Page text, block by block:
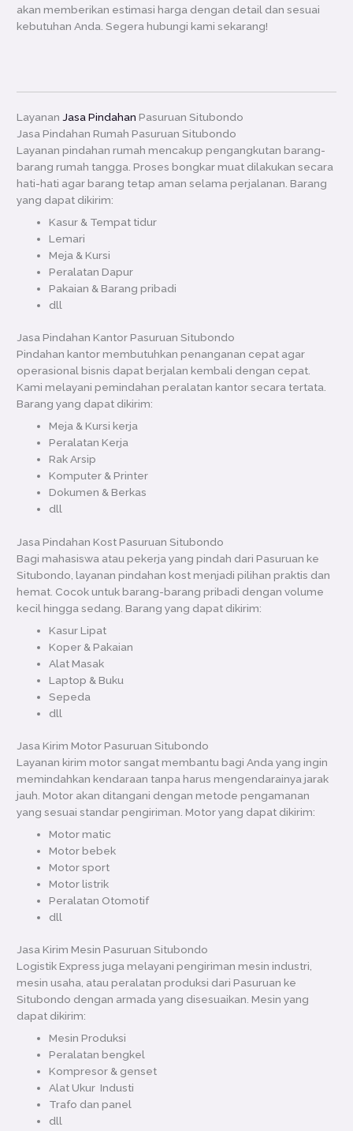
akan memberikan estimasi harga dengan detail dan sesuai
kebutuhan Anda. Segera hubungi kami sekarang!
Layanan Jasa Pindahan Pasuruan Situbondo
Jasa Pindahan Rumah Pasuruan Situbondo
Layanan pindahan rumah mencakup pengangkutan barang-
barang rumah tangga. Proses bongkar muat dilakukan secara
hati-hati agar barang tetap aman selama perjalanan. Barang
yang dapat dikirim:
Kasur & Tempat tidur
Lemari
Meja & Kursi
Peralatan Dapur
Pakaian & Barang pribadi
dll
Jasa Pindahan Kantor Pasuruan Situbondo
Pindahan kantor membutuhkan penanganan cepat agar
operasional bisnis dapat berjalan kembali dengan cepat.
Kami melayani pemindahan peralatan kantor secara tertata.
Barang yang dapat dikirim:
Meja & Kursi kerja
Peralatan Kerja
Rak Arsip
Komputer & Printer
Dokumen & Berkas
dll
Jasa Pindahan Kost Pasuruan Situbondo
Bagi mahasiswa atau pekerja yang pindah dari Pasuruan ke
Situbondo, layanan pindahan kost menjadi pilihan praktis dan
hemat. Cocok untuk barang-barang pribadi dengan volume
kecil hingga sedang. Barang yang dapat dikirim:
Kasur Lipat
Koper & Pakaian
Alat Masak
Laptop & Buku
Sepeda
dll
Jasa Kirim Motor Pasuruan Situbondo
Layanan kirim motor sangat membantu bagi Anda yang ingin
memindahkan kendaraan tanpa harus mengendarainya jarak
jauh. Motor akan ditangani dengan metode pengamanan
yang sesuai standar pengiriman. Motor yang dapat dikirim:
Motor matic
Motor bebek
Motor sport
Motor listrik
Peralatan Otomotif
dll
Jasa Kirim Mesin Pasuruan Situbondo
Logistik Express juga melayani pengiriman mesin industri,
mesin usaha, atau peralatan produksi dari Pasuruan ke
Situbondo dengan armada yang disesuaikan. Mesin yang
dapat dikirim:
Mesin Produksi
Peralatan bengkel
Kompresor & genset
Alat Ukur Industi
Trafo dan panel
dll